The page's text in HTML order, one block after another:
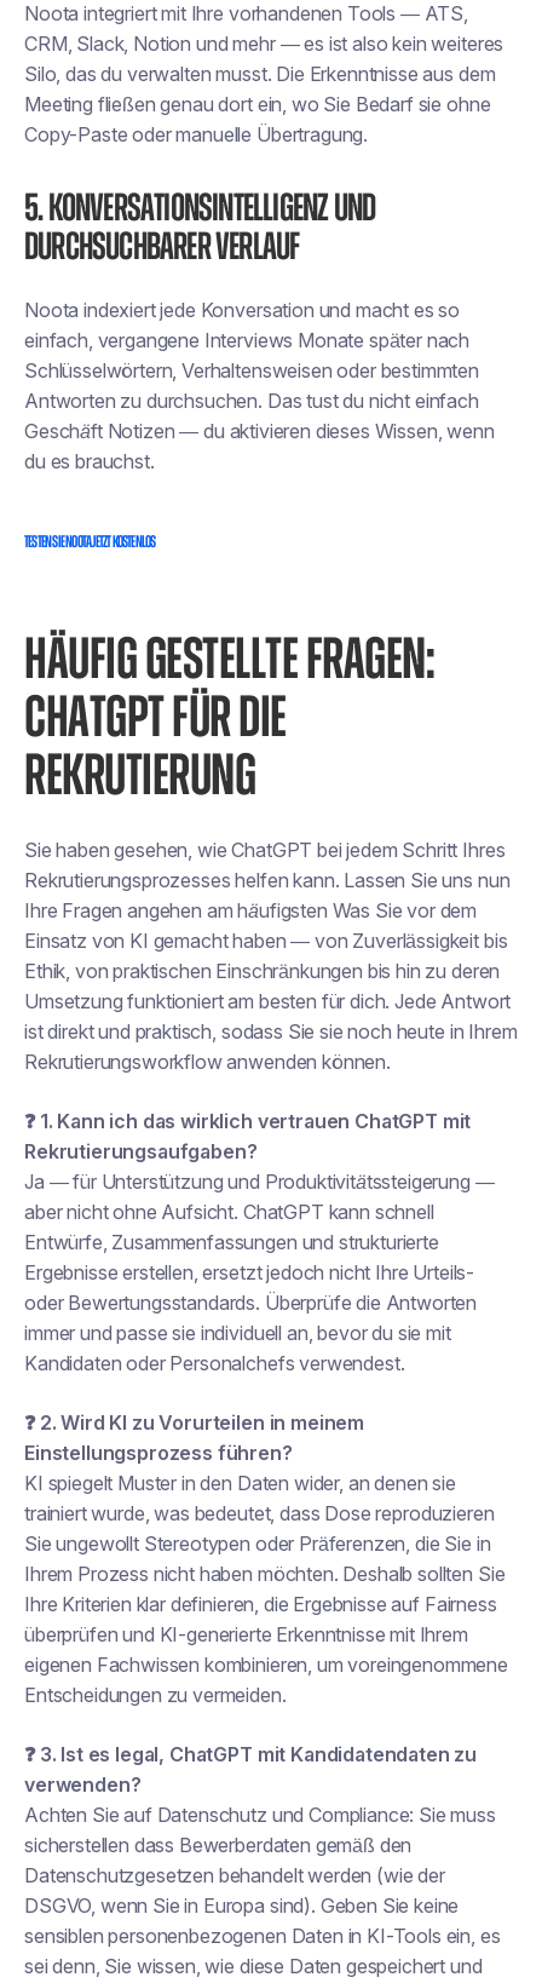
Noota integriert mit Ihre vorhandenen Tools — ATS,
CRM, Slack, Notion und mehr — es ist also kein weiteres
Silo, das du verwalten musst. Die Erkenntnisse aus dem
Meeting fließen genau dort ein, wo Sie Bedarfsie ohne
Copy-Paste oder manuelle Übertragung.
5. Konversationsintelligenz und
durchsuchbarer Verlauf
Noota indexiert jede Konversation und macht es so
einfach, vergangene Interviews Monate später nach
Schlüsselwörtern, Verhaltensweisen oder bestimmten
Antworten zu durchsuchen. Das tust du nicht einfach
GeschäftNotizen — du aktivieren dieses Wissen, wenn
du es brauchst.
TESTEN SIE NOOTA JETZT KOSTENLOS
HÄUFIG GESTELLTE FRAGEN:
CHATGPT FÜR DIE
REKRUTIERUNG
Sie haben gesehen, wie ChatGPT bei jedem Schritt Ihres
Rekrutierungsprozesses helfen kann. Lassen Sie uns nun
Ihre Fragen angehen am häufigsten Was Sie vor dem
Einsatz von KI gemacht haben — von Zuverlässigkeit bis
Ethik, von praktischen Einschränkungen bis hin zu deren
Umsetzungfunktioniert am besten für dich. Jede Antwort
ist direkt und praktisch, sodass Sie sie noch heute in Ihrem
Rekrutierungsworkflow anwenden können.
❓ 1. Kann ich das wirklich vertrauen ChatGPT mit
Rekrutierungsaufgaben?
Ja —für Unterstützung und Produktivitätssteigerung —
aber nicht ohne Aufsicht. ChatGPT kann schnell
Entwürfe, Zusammenfassungen und strukturierte
Ergebnisse erstellen, ersetzt jedoch nicht Ihre Urteils-
oder Bewertungsstandards. Überprüfe die Antworten
immer und passe sie individuell an, bevor du sie mit
Kandidaten oder Personalchefs verwendest.
❓ 2. Wird KI zu Vorurteilen in meinem
Einstellungsprozess führen?
KI spiegelt Muster in den Daten wider, an denen sie
trainiert wurde, was bedeutet, dass Dose reproduzieren
Sie ungewollt Stereotypen oder Präferenzen, die Sie in
Ihrem Prozess nicht haben möchten. Deshalb sollten Sie
Ihre Kriterien klar definieren, die Ergebnisse auf Fairness
überprüfen und KI-generierte Erkenntnisse mit Ihrem
eigenen Fachwissen kombinieren, um voreingenommene
Entscheidungen zu vermeiden.
❓ 3. Ist es legal, ChatGPT mit Kandidatendaten zu
verwenden?
Achten Sie auf Datenschutz und Compliance: Siemuss
sicherstellen dass Bewerberdaten gemäß den
Datenschutzgesetzen behandelt werden (wie der
DSGVO, wenn Sie in Europa sind). Geben Sie keine
sensiblen personenbezogenen Daten in KI-Tools ein, es
sei denn, Sie wissen, wie diese Daten gespeichert und